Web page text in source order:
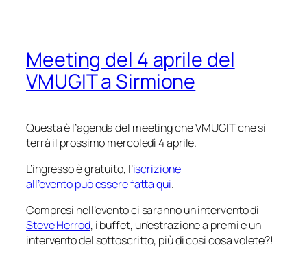
Meeting del 4 aprile del
VMUGIT a Sirmione
Questa è l’agenda del meeting che VMUGIT che si
terrà il prossimo mercoledì 4 aprile.
L’ingresso è gratuito, l’iscrizione
all’evento può essere fatta qui.
Compresi nell’evento ci saranno un intervento di
Steve Herrod, i buffet, un’estrazione a premi e un
intervento del sottoscritto, più di cosi cosa volete?!